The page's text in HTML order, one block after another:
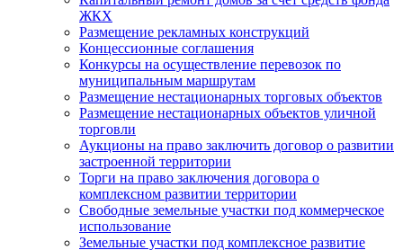
ЖКХ
Размещение рекламных конструкций
Концессионные соглашения
Конкурсы на осуществление перевозок по
муниципальным маршрутам
Размещение нестационарных торговых объектов
Размещение нестационарных объектов уличной
торговли
Аукционы на право заключить договор о развитии
застроенной территории
Торги на право заключения договора о
комплексном развитии территории
Свободные земельные участки под коммерческое
использование
Земельные участки под комплексное развитие